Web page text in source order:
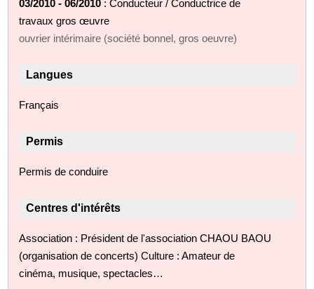
03/2010 - 06/2010 : Conducteur / Conductrice de
travaux gros œuvre
ouvrier intérimaire (société bonnel, gros oeuvre)
Langues
Français
Permis
Permis de conduire
Centres d'intérêts
Association : Président de l'association CHAOU BAOU
(organisation de concerts) Culture : Amateur de
cinéma, musique, spectacles…